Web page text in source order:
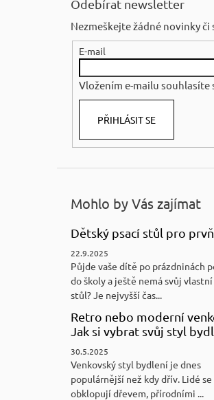
Odebírat newsletter
Nezmeškejte žádné novinky či
E-mail
Vložením e-mailu souhlasíte
PŘIHLÁSIT SE
Mohlo by Vás zajímat
Dětský psací stůl pro
22.9.2025
Půjde vaše dítě po prázdninách
do školy a ještě nemá svůj
stůl? Je nejvyšší čas...
Retro nebo moderní
Jak si vybrat svůj styl
30.5.2025
Venkovský styl bydlení je dnes
populárnější než kdy dřív. Lidé se
obklopují dřevem, přírodními ...